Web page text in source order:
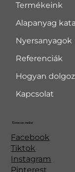
Termékeink
Alapanyag
Nyersanyagok
Referenciák
Hogyan
Kapcsolat
Facebook
Tiktok
Instagram
Pinterest
Kövessen minket